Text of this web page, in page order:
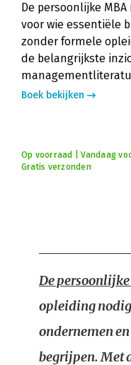
De persoonlijke
voor wie essentiële
zonder formele
de belangrijkste
Boek bekijken
Op voorraad | Vandaag
Gratis verzonden
De
opleiding
ondernemen
begrijpen. Met